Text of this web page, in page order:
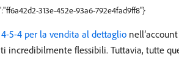
313e-452e-93a6-792e4fad9ff8"}
4-5-4 per la vendita al dettaglio
flessibili. Tuttavia, tutte